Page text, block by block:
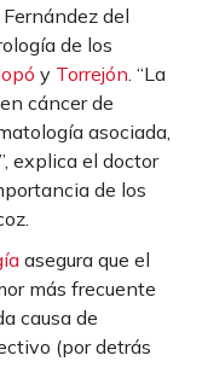
del
de los
y Torrejón . “La
cáncer de
asociada,
explica el doctor
de los
asegura que el
más frecuente
causa de
(por detrás